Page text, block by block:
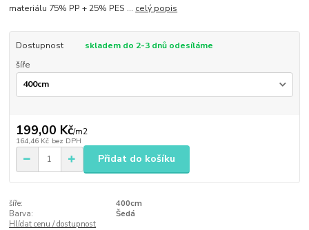
materiálu 75% PP + 25% PES ... celý popis
Dostupnost
skladem do 2-3 dnů odesíláme
šíře
199,00 Kč/m2
164,46 Kč bez DPH
Přidat do košíku
šíře:
400cm
Barva:
Šedá
Hlídat cenu / dostupnost